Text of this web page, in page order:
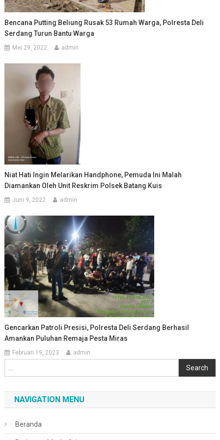
Bencana Putting Beliung Rusak 53 Rumah Warga, Polresta Deli
Serdang Turun Bantu Warga
Mei 29, 2022 admin
Niat Hati Ingin Melarikan Handphone, Pemuda Ini Malah
Diamankan Oleh Unit Reskrim Polsek Batang Kuis
Juni 9, 2022 admin
Gencarkan Patroli Presisi, Polresta Deli Serdang Berhasil
Amankan Puluhan Remaja Pesta Miras
Februari 19, 2023 admin
Search
NAVIGATION MENU
Beranda